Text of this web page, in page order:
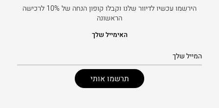
הירשמו עכשיו לדיוור שלנו וקבלו קופון הנחה של 10% לרכישה
הראשונה
האימייל שלך